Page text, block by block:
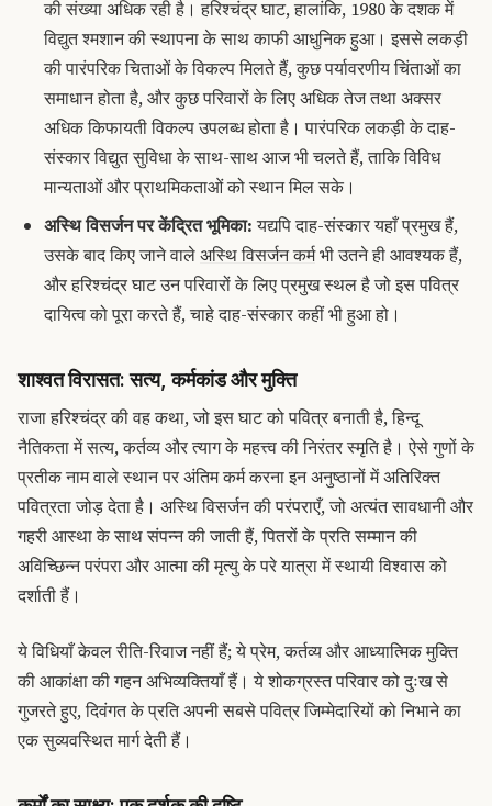
की संख्या अधिक रही है।हरिश्चंद्र घाट, हालांकि, 1980 के दशक में
विद्युत श्मशान की स्थापना के साथ काफी आधुनिक हुआ। इससे लकड़ी
की पारंपरिक चिताओं के विकल्प मिलते हैं, कुछ पर्यावरणीय चिंताओं का
समाधान होता है, और कुछ परिवारों के लिए अधिक तेज तथा अक्सर
अधिक किफायती विकल्प उपलब्ध होता है।पारंपरिक लकड़ी के दाह-
संस्कार विद्युत सुविधा के साथ-साथ आज भी चलते हैं, ताकि विविध
मान्यताओं और प्राथमिकताओं को स्थान मिल सके।
अस्थि विसर्जन पर केंद्रित भूमिका:यद्यपि दाह-संस्कार यहाँ प्रमुख हैं,
उसके बाद किए जाने वालेअस्थि विसर्जन कर्मभी उतने ही आवश्यक हैं,
और हरिश्चंद्र घाट उन परिवारों के लिए प्रमुख स्थल है जो इस पवित्र
दायित्व को पूरा करते हैं, चाहे दाह-संस्कार कहीं भी हुआ हो।
शाश्वत विरासत: सत्य, कर्मकांड और मुक्ति
राजा हरिश्चंद्र की वह कथा, जो इस घाट को पवित्र बनाती है, हिन्दू
नैतिकता में सत्य, कर्तव्य और त्याग के महत्त्व की निरंतर स्मृति है। ऐसे गुणों के
प्रतीक नाम वाले स्थान पर अंतिम कर्म करना इन अनुष्ठानों में अतिरिक्त
पवित्रता जोड़ देता है। अस्थि विसर्जन की परंपराएँ, जो अत्यंत सावधानी और
गहरी आस्था के साथ संपन्न की जाती हैं, पितरों के प्रति सम्मान की
अविच्छिन्न परंपरा और आत्मा की मृत्यु के परे यात्रा में स्थायी विश्वास को
दर्शाती हैं।
ये विधियाँ केवल रीति-रिवाज नहीं हैं; ये प्रेम, कर्तव्य और आध्यात्मिक मुक्ति
की आकांक्षा की गहन अभिव्यक्तियाँ हैं। ये शोकग्रस्त परिवार को दुःख से
गुजरते हुए, दिवंगत के प्रति अपनी सबसे पवित्र जिम्मेदारियों को निभाने का
एक सुव्यवस्थित मार्ग देती हैं।